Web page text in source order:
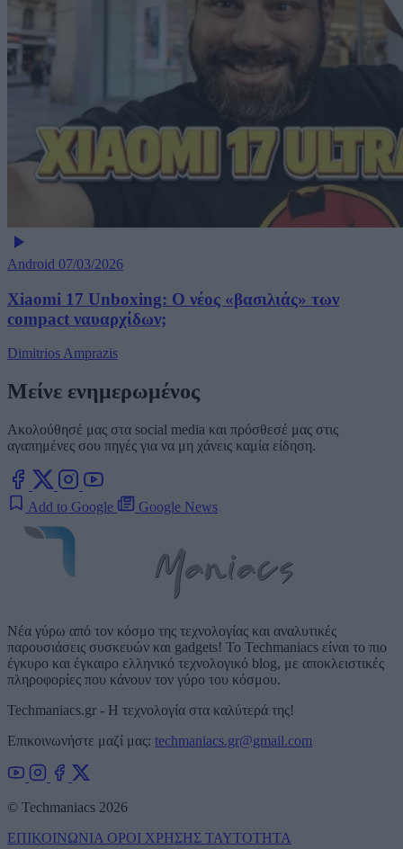
Android 07/03/2026
Xiaomi 17 Unboxing: Ο νέος «βασιλιάς» των
compact ναυαρχίδων;
Dimitrios Amprazis
Μείνε ενημερωμένος
Ακολούθησέ μας στα social media και πρόσθεσέ μας στις
αγαπημένες σου πηγές για να μη χάνεις καμία είδηση.
Add to Google Google News
Νέα γύρω από τον κόσμο της τεχνολογίας και αναλυτικές
παρουσιάσεις συσκευών και gadgets! Το Techmaniacs είναι το πιο
έγκυρο και έγκαιρο ελληνικό τεχνολογικό blog, με αποκλειστικές
πληροφορίες που κάνουν τον γύρο του κόσμου.
Techmaniacs.gr - Η τεχνολογία στα καλύτερά της!
Επικοινωνήστε μαζί μας: techmaniacs.gr@gmail.com
© Techmaniacs 2026
ΕΠΙΚΟΙΝΩΝΙΑ ΟΡΟΙ ΧΡΗΣΗΣ ΤΑΥΤΟΤΗΤΑ